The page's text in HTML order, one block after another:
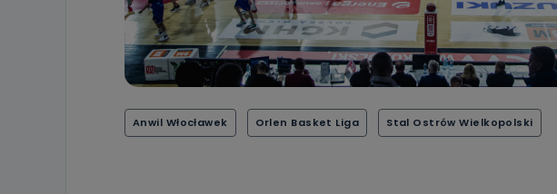
Po wyrażeniu zgody na przetwarzanie
Telewizji Kablowa Pro-Art z siedzibą w
19 dostępu do danych osobowych
ich sprostowania, usunięcia danych,
sprzeciwu wobec ich przetwarzania.
Do kiedy Państwa dane
Do czasu wycofania zgody lub, jeśli dane
Jakie dane osobowe
Anwil Włocławek Orlen Basket Liga Stal Ostrów Wielkopolski